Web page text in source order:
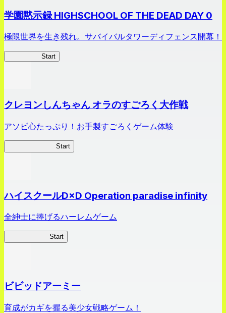
学園黙示録 HIGHSCHOOL OF THE DEAD DAY 0
極限世界を生き残れ。サバイバルタワーディフェンス開幕！
Start
クレヨンしんちゃん オラのすごろく大作戦
アソビ心たっぷり！お手製すごろくゲーム体験
Start
ハイスクールD×D Operation paradise infinity
全紳士に捧げるハーレムゲーム
Start
ビビッドアーミー
育成がカギを握る美少女戦略ゲーム！